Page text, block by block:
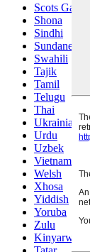
Scots Gaelic
Shona
Sindhi
Sundanese
Swahili
Tajik
Tamil
Telugu
Thai
Ukrainian
Urdu
Uzbek
Vietnamese
Welsh
Xhosa
Yiddish
Yoruba
Zulu
Kinyarwanda